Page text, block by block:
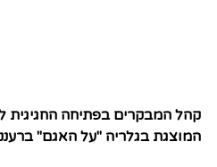
קהל המבקרים בפתיחה
המוצגת בגלריה "על האגם"